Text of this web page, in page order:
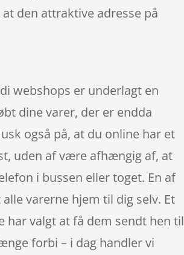
den attraktive adresse på
webshops er underlagt en
dine varer, der er endda
også på, at du online har et
uden af være afhængig af, at
i bussen eller toget. En af
varerne hjem til dig selv. Et
har valgt at få dem sendt hen til
forbi – i dag handler vi